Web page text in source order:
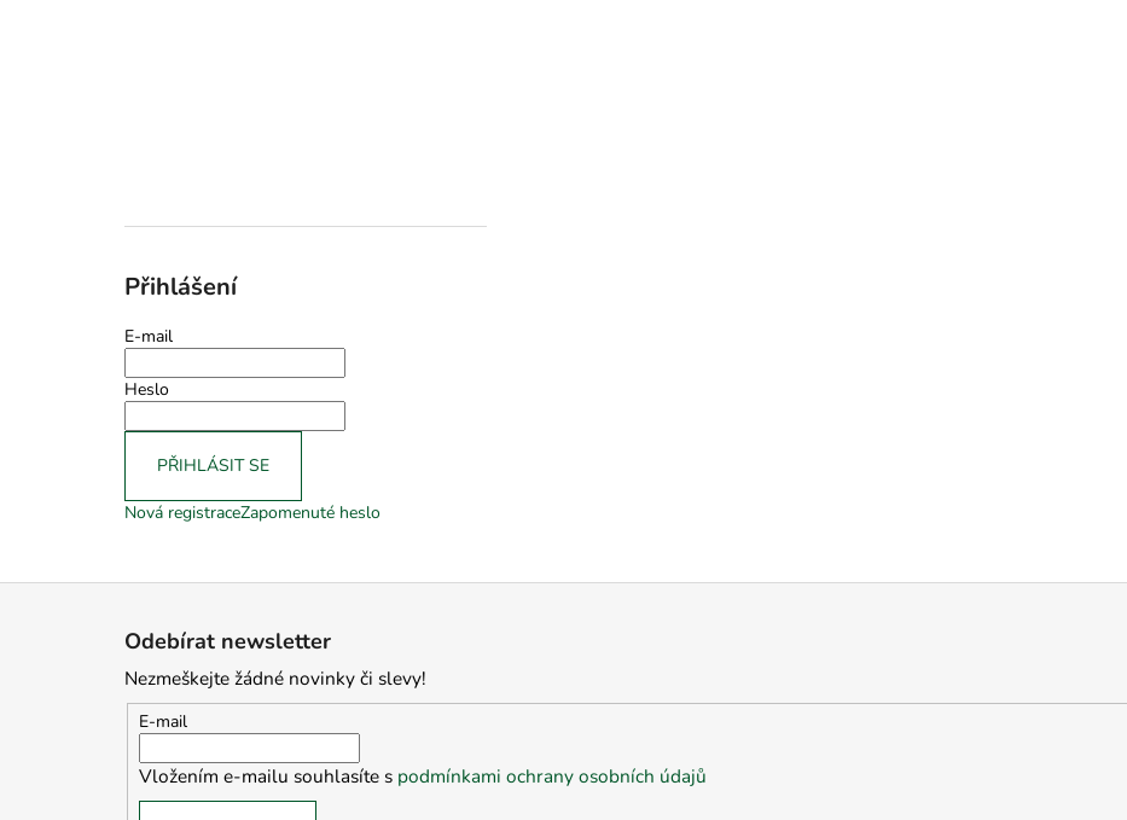
Přihlášení
E-mail
Heslo
PŘIHLÁSIT SE
Nová registraceZapomenuté heslo
Odebírat newsletter
Nezmeškejte žádné novinky či slevy!
E-mail
Vložením e-mailu souhlasíte s podmínkami ochrany osobních údajů